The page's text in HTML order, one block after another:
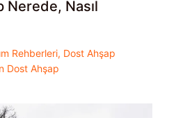
Nerede, Nasıl
Rehberleri, Dost Ahşap
Dost Ahşap